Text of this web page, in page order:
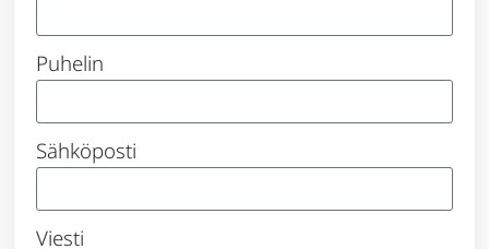
Puhelin
Sähköposti
Viesti